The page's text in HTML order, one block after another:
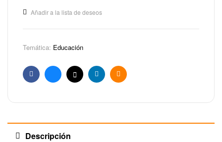
Añadir a la lista de deseos
Temática: Educación
FacebookBlueskyX LinkedinEmail
Descripción